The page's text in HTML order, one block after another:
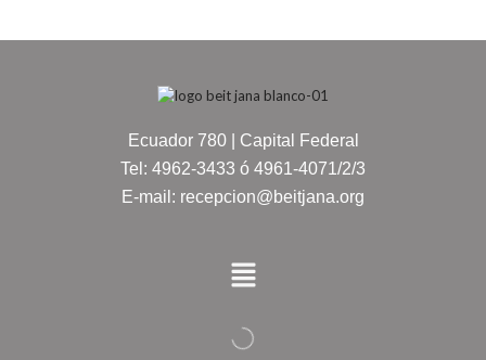
Ecuador 780 | Capital Federal
Tel: 4962-3433 ó 4961-4071/2/3
E-mail: recepcion@beitjana.org